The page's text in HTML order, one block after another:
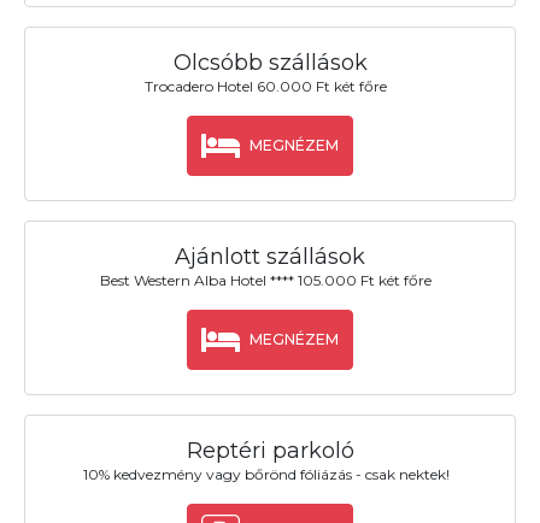
Olcsóbb szállások
Trocadero Hotel 60.000 Ft két főre
MEGNÉZEM
Ajánlott szállások
Best Western Alba Hotel **** 105.000 Ft két főre
MEGNÉZEM
Reptéri parkoló
10% kedvezmény vagy bőrönd fóliázás - csak nektek!